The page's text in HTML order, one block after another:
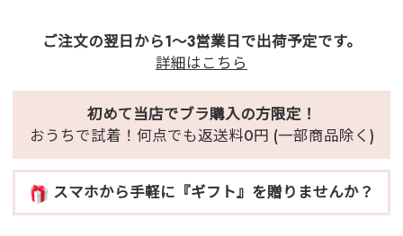
ご注文の翌日から1～3営業日で出荷予定です。
詳細はこちら
初めて当店でブラ購入の方限定！
おうちで試着！何点でも返送料0円 (一部商品除く)
スマホから手軽に『ギフト』を贈りませんか？